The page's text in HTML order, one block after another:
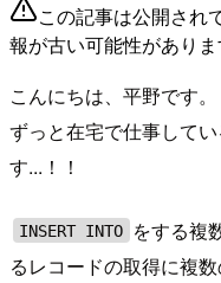
この記事は公開され
報が古い可能性がありま
こんにちは、平野です。
ずっと在宅で仕事して
す...！！
INSERT INTO
をする複
るレコードの取得に複